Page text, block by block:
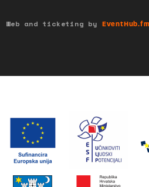
Web and ticketing by EventHub.fm